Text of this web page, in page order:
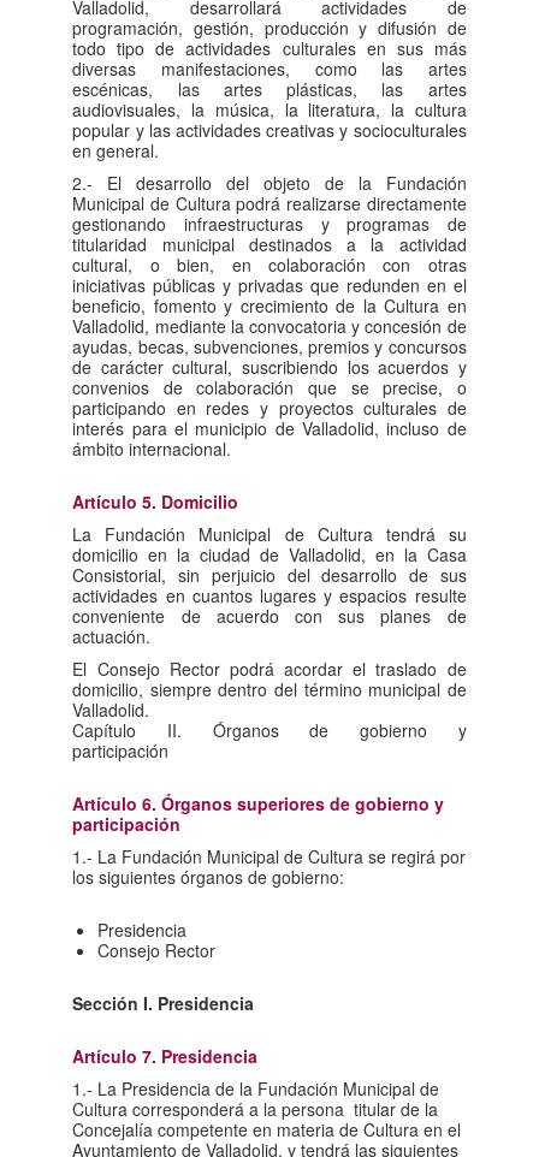
Valladolid, desarrollará actividades de
programación, gestión, producción y difusión de
todo tipo de actividades culturales en sus más
diversas manifestaciones, como las artes
escénicas, las artes plásticas, las artes
audiovisuales, la música, la literatura, la cultura
popular y las actividades creativas y socioculturales
en general.
2.- El desarrollo del objeto de la Fundación
Municipal de Cultura podrá realizarse directamente
gestionando infraestructuras y programas de
titularidad municipal destinados a la actividad
cultural, o bien, en colaboración con otras
iniciativas públicas y privadas que redunden en el
beneficio, fomento y crecimiento de la Cultura en
Valladolid, mediante la convocatoria y concesión de
ayudas, becas, subvenciones, premios y concursos
de carácter cultural, suscribiendo los acuerdos y
convenios de colaboración que se precise, o
participando en redes y proyectos culturales de
interés para el municipio de Valladolid, incluso de
ámbito internacional.
Artículo 5. Domicilio
La Fundación Municipal de Cultura tendrá su
domicilio en la ciudad de Valladolid, en la Casa
Consistorial, sin perjuicio del desarrollo de sus
actividades en cuantos lugares y espacios resulte
conveniente de acuerdo con sus planes de
actuación.
El Consejo Rector podrá acordar el traslado de
domicilio, siempre dentro del término municipal de
Valladolid.
Capítulo II. Órganos de gobierno y
participación
Artículo 6. Órganos superiores de gobierno y
participación
1.- La Fundación Municipal de Cultura se regirá por
los siguientes órganos de gobierno:
Presidencia
Consejo Rector
Sección I. Presidencia
Artículo 7. Presidencia
1.- La Presidencia de la Fundación Municipal de
Cultura corresponderá a la persona titular de la
Concejalía competente en materia de Cultura en el
Ayuntamiento de Valladolid, y tendrá las siguientes